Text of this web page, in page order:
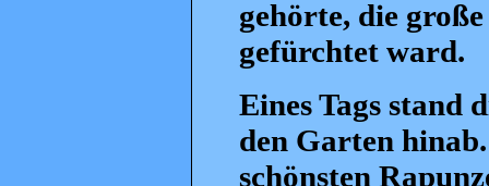
gehörte, die
gefürchtet ward.
Eines Tags stand
den Garten
schönsten